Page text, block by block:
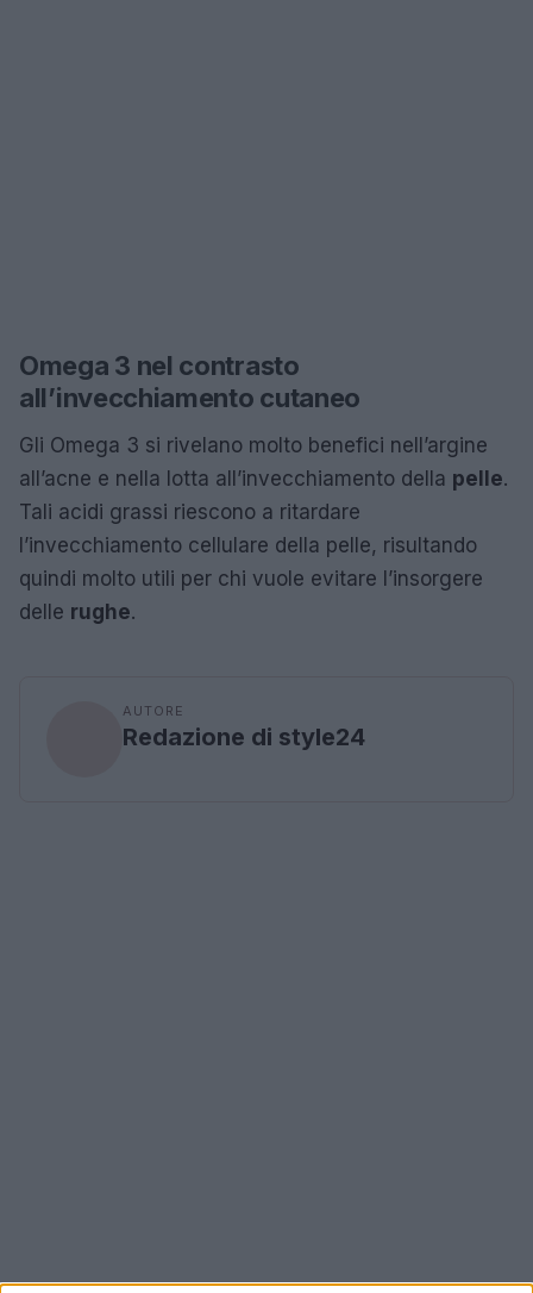
Omega 3 nel contrasto
all’invecchiamento cutaneo
Gli Omega 3 si rivelano molto benefici nell’argine
all’acne e nella lotta all’invecchiamento della pelle.
Tali acidi grassi riescono a ritardare
l’invecchiamento cellulare della pelle, risultando
quindi molto utili per chi vuole evitare l’insorgere
delle rughe.
AUTORE
Redazione di style24